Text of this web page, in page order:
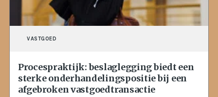
VASTGOED
Procespraktijk: beslaglegging biedt een
sterke onderhandelingspositie bij een
afgebroken vastgoedtransactie